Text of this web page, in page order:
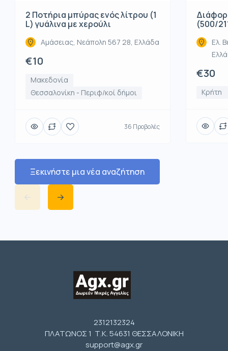
2 Ποτήρια μπύρας ενός λίτρου (1
L) γυάλινα με χερούλι
Αμάσειας, Νεάπολη 567 28, Ελλάδα
€10
Μακεδονία
Θεσσαλονίκη - Περιφ/κοί δήμοι
36 Προβολές
(500/
Ελ.
€30
Κρήτη
Ξεκινήστε μια νέα αναζήτηση
2312132324
ΠΛΑΤΩΝΟΣ 1 Τ.Κ. 54631 ΘΕΣΣΑΛΟΝΙΚΗ
support@agx.gr